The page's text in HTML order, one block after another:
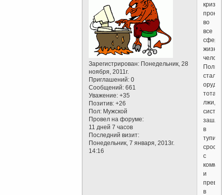
Зарегистрирован: Понедельник, 28
ноября, 2011г.
Приглашений: 0
Сообщений: 661
Уважение: +35
Позитив: +26
Пол: Мужской
Провел на форуме:
11 дней 7 часов
Последний визит:
Понедельник, 7 января, 2013г.
14:16
кризис
во
все
сферы
стала
зашла
в
с
и
в